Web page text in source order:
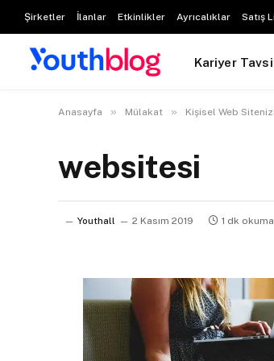
Şirketler İlanlar Etkinlikler Ayrıcalıklar Satış
Kariyer
Anasayfa » Mülakat » Kişisel Web
websitesi
Youthall 2 Kasım 2019 1 dk